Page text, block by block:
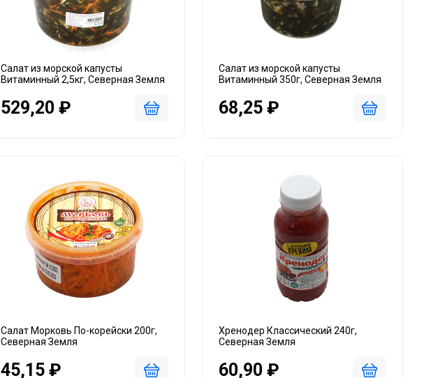
Салат из морской капусты
Витаминный 2,5кг, Северная Земля
529,20 ₽
Салат из морской капусты
Витаминный 350г, Северная Земля
68,25 ₽
Салат Морковь По-корейски 200г,
Северная Земля
45,15 ₽
Хренодер Классический 240г,
Северная Земля
60,90 ₽